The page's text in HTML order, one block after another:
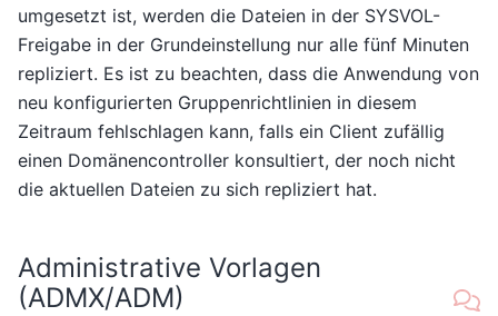
umgesetzt ist, werden die Dateien in der SYSVOL-
Freigabe in der Grundeinstellung nur alle fünf Minuten
repliziert. Es ist zu beachten, dass die Anwendung von
neu konfigurierten Gruppenrichtlinien in diesem
Zeitraum fehlschlagen kann, falls ein Client zufällig
einen Domänencontroller konsultiert, der noch nicht
die aktuellen Dateien zu sich repliziert hat.
Administrative Vorlagen
(ADMX/ADM)